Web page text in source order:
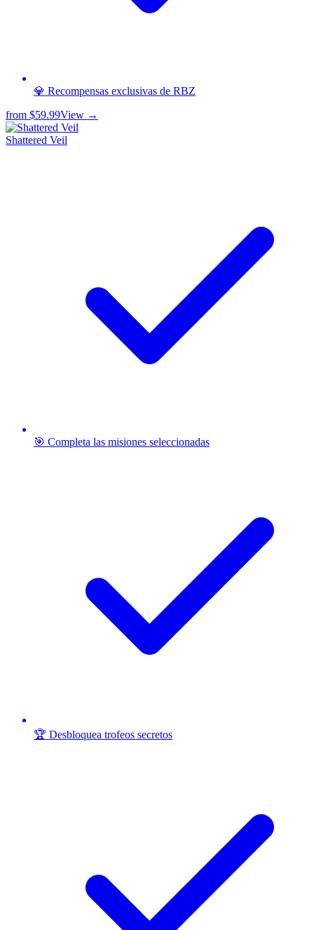
💎 Recompensas exclusivas de RBZ
from $59.99View →
Shattered Veil
🎯 Completa las misiones seleccionadas
🏆 Desbloquea trofeos secretos